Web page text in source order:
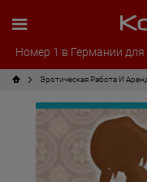
Номер 1 в Германии
Эротическая Pабота И